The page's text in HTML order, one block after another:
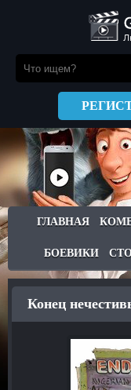
ГЛАВНАЯ
БОЕВИКИ
Конец